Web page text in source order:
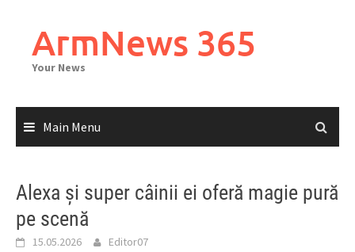
contentArmNews 365
Your News
Main Menu
Alexa și super câinii ei oferă magie pură
pe scenă
15.05.2026 Editor07